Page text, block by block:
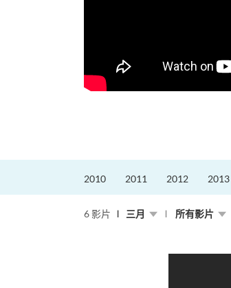
2010 2011 2012 2013
6 影片 三月 所有影片